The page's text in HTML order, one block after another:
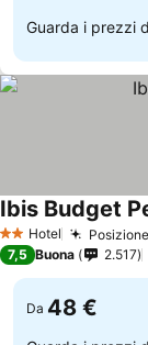
Guarda i prezzi
2 StelleHotel
Ibis Budget
7,5 Buona 2.517
Da 48 €